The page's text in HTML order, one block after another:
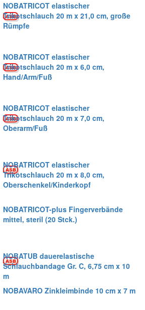
NOBATRICOT elastischer
Trikotschlauch 20 m x 21,0 cm, große
Rümpfe
NOBATRICOT elastischer
Trikotschlauch 20 m x 6,0 cm,
Hand/Arm/Fuß
NOBATRICOT elastischer
Trikotschlauch 20 m x 7,0 cm,
Oberarm/Fuß
NOBATRICOT elastischer
Trikotschlauch 20 m x 8,0 cm,
Oberschenkel/Kinderkopf
NOBATRICOT-plus Fingerverbände
mittel, steril (20 Stck.)
NOBATUB dauerelastische
Schlauchbandage Gr. C, 6,75 cm x 10
m
NOBAVARO Zinkleimbinde 10 cm x 7 m